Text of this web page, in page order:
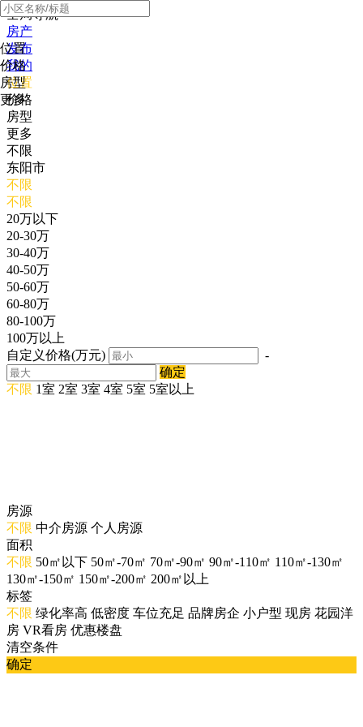
全局导航
房产
发布
我的
位置
价格
房型
更多
位置
价格
房型
更多
不限
东阳市
不限
不限
20万以下
20-30万
30-40万
40-50万
50-60万
60-80万
80-100万
100万以上
自定义价格(万元)
-
确定
不限 1室 2室 3室 4室 5室 5室以上
房源
不限 中介房源 个人房源
面积
不限 50㎡以下 50㎡-70㎡ 70㎡-90㎡ 90㎡-110㎡ 110㎡-130㎡
130㎡-150㎡ 150㎡-200㎡ 200㎡以上
标签
不限 绿化率高 低密度 车位充足 品牌房企 小户型 现房 花园洋
房 VR看房 优惠楼盘
清空条件
确定